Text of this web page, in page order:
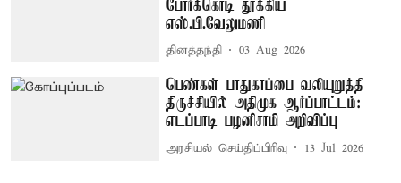
போர்க்கொடி தூக்கிய
எஸ்.பி.வேலுமணி
தினத்தந்தி 03 Aug 2026
பெண்கள் பாதுகாப்பை வலியுறுத்தி
திருச்சியில் அதிமுக ஆர்ப்பாட்டம்:
எடப்பாடி பழனிசாமி அறிவிப்பு
அரசியல் செய்திப்பிரிவு 13 Jul 2026